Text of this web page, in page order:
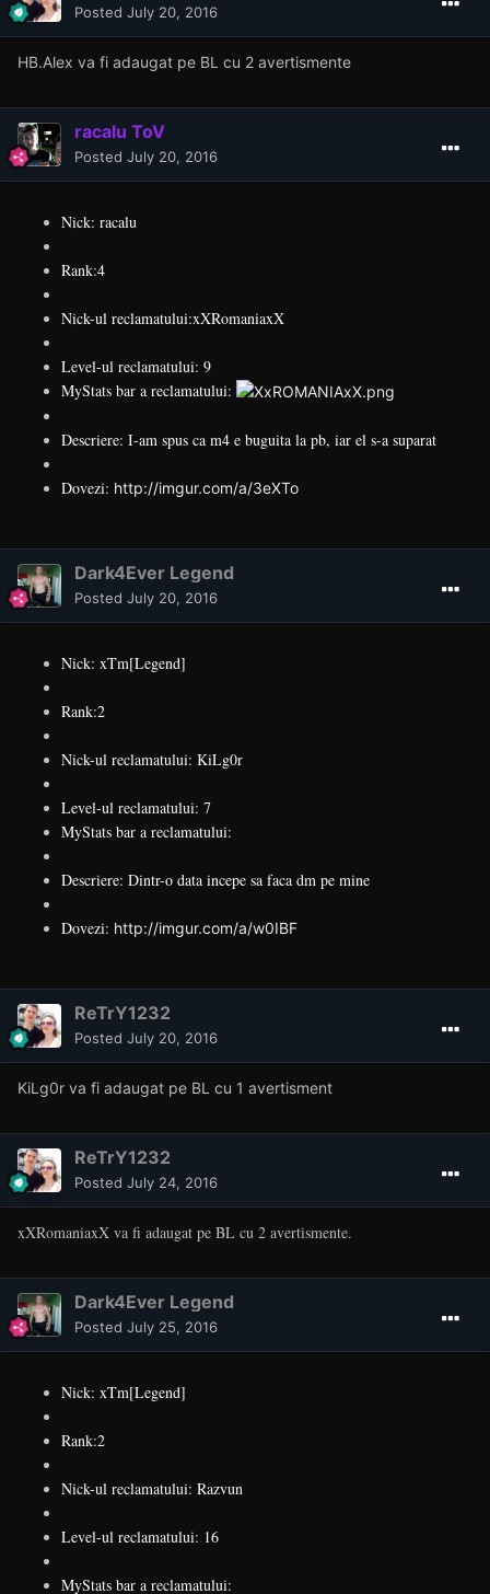
Posted July 20, 2016
HB.Alex va fi adaugat pe BL cu 2 avertismente
racalu ToV
Posted July 20, 2016
Nick: racalu
Rank:4
Nick-ul reclamatului:xXRomaniaxX
Level-ul reclamatului: 9
MyStats bar a reclamatului:
Descriere: I-am spus ca m4 e buguita la pb, iar el s-a suparat
Dovezi: http://imgur.com/a/3eXTo
Dark4Ever Legend
Posted July 20, 2016
Nick: xTm[Legend]
Rank:2
Nick-ul reclamatului: KiLg0r
Level-ul reclamatului: 7
MyStats bar a reclamatului:
Descriere: Dintr-o data incepe sa faca dm pe mine
Dovezi: http://imgur.com/a/w0IBF
ReTrY1232
Posted July 20, 2016
KiLg0r va fi adaugat pe BL cu 1 avertisment
ReTrY1232
Posted July 24, 2016
xXRomaniaxX va fi adaugat pe BL cu 2 avertismente.
Dark4Ever Legend
Posted July 25, 2016
Nick: xTm[Legend]
Rank:2
Nick-ul reclamatului: Razvun
Level-ul reclamatului: 16
MyStats bar a reclamatului: